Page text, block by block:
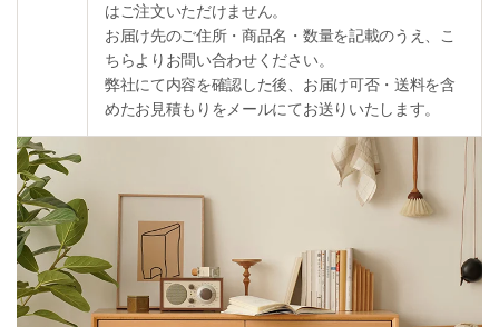
はご注文いただけません。
お届け先のご住所・商品名・数量を記載のうえ、こ
ちらよりお問い合わせください。
弊社にて内容を確認した後、お届け可否・送料を含
めたお見積もりをメールにてお送りいたします。